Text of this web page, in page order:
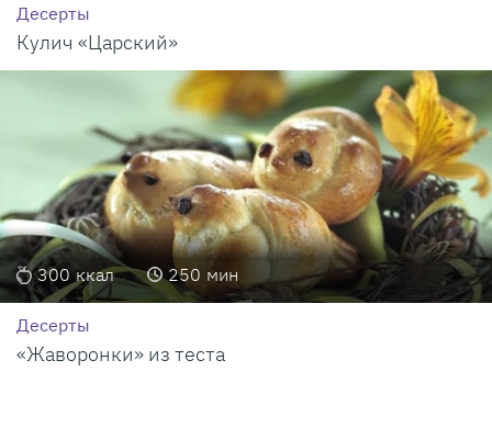
Десерты
Кулич «Царский»
300 ккал 250 мин
Десерты
«Жаворонки» из теста